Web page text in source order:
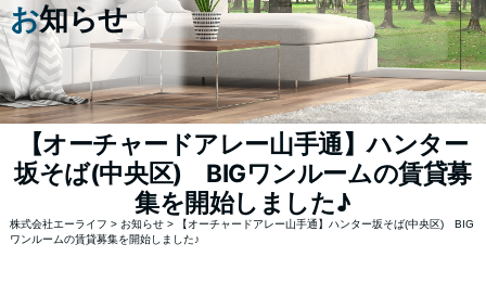
お知らせ
【オーチャードアレー山手通】ハンター
坂そば(中央区) BIGワンルームの賃貸募
集を開始しました♪
株式会社エーライフ > お知らせ>
【オーチャードアレー山手通】ハンター坂そば(中央区) BIG
ワンルームの賃貸募集を開始しました♪